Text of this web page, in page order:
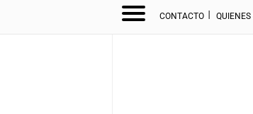
CONTACTO I QUIENES